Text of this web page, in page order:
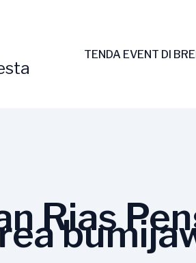
TENDA EVENT DI
Rias